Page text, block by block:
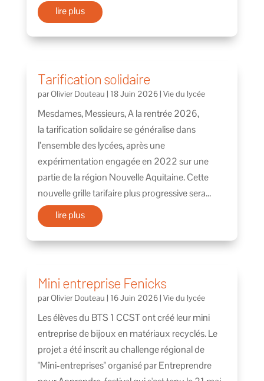
lire plus
Tarification solidaire
parOlivier Douteau | 18 Juin 2026| Vie du lycée
Mesdames, Messieurs, A la rentrée 2026,
la tarification solidaire se généralise dans
l’ensemble des lycées, après une
expérimentation engagée en 2022 sur une
partie de la région Nouvelle Aquitaine. Cette
nouvelle grille tarifaire plus progressive sera...
lire plus
Mini entreprise Fenicks
parOlivier Douteau | 16 Juin 2026| Vie du lycée
Les élèves du BTS 1 CCST ont créé leur mini
entreprise de bijoux en matériaux recyclés. Le
projet a été inscrit au challenge régional de
"Mini-entreprises" organisé par Entreprendre